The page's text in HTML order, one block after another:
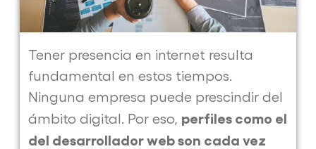
Tener presencia en internet resulta
fundamental en estos tiempos.
Ninguna empresa puede prescindir del
ámbito digital. Por eso, perfiles como el
del desarrollador web son cada vez